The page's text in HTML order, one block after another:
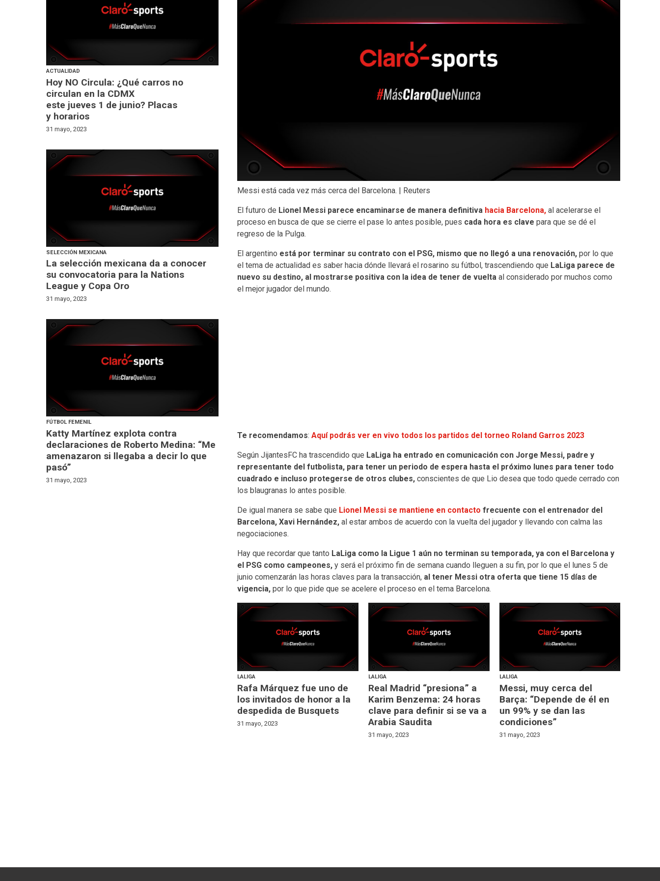
ACTUALIDAD
Hoy NO Circula: ¿Qué carros no
circulan en la CDMX
este jueves 1 de junio? Placas
y horarios
31 mayo, 2023
SELECCIÓN MEXICANA
La selección mexicana da a conocer
su convocatoria para la Nations
League y Copa Oro
31 mayo, 2023
FÚTBOL FEMENIL
Katty Martínez explota contra
declaraciones de Roberto Medina: “Me
amenazaron si llegaba a decir lo que
pasó”
31 mayo, 2023
Messi está cada vez más cerca del Barcelona. | Reuters
El futuro de Lionel Messi parece encaminarse de manera definitiva hacia Barcelona,al acelerarse el
proceso en busca de que se cierre el pase lo antes posible, pues cada hora es clave para que se dé el
regreso de la Pulga.
El argentino está por terminar su contrato con el PSG, mismo que no llegó a una renovación, por lo que
el tema de actualidad es saber hacia dónde llevará el rosarino su fútbol, trascendiendo que LaLiga parece de
nuevo su destino, al mostrarse positiva con la idea de tener de vueltaal considerado por muchos como
el mejor jugador del mundo.
Te recomendamos: Aquí podrás ver en vivo todos los partidos del torneo Roland Garros 2023
Según JijantesFC ha trascendido que LaLiga ha entrado en comunicación con Jorge Messi, padre y
representante del futbolista, para tener un periodo de espera hasta el próximo lunes para tener todo
cuadrado e incluso protegerse de otros clubes, conscientes de que Lio desea que todo quede cerrado con
los blaugranas lo antes posible.
De igual manera se sabe que Lionel Messi se mantiene en contacto frecuente con el entrenador del
Barcelona, Xavi Hernández,al estar ambos de acuerdo con la vuelta del jugador y llevando con calma las
negociaciones.
Hay que recordar que tanto LaLiga como la Ligue 1 aún no terminan su temporada, ya con el Barcelona y
el PSG como campeones, y será el próximo fin de semana cuando lleguen a su fin, por lo que el lunes 5 de
junio comenzarán las horas claves para la transacción, al tener Messi otra oferta que tiene 15 días de
vigencia,por lo que pide que se acelere el proceso en el tema Barcelona.
LALIGA
Rafa Márquez fue uno de
los invitados de honor a la
despedida de Busquets
31 mayo, 2023
LALIGA
Real Madrid “presiona” a
Karim Benzema: 24 horas
clave para definir si se va a
Arabia Saudita
31 mayo, 2023
LALIGA
Messi, muy cerca del
Barça: “Depende de él en
un 99% y se dan las
condiciones”
31 mayo, 2023